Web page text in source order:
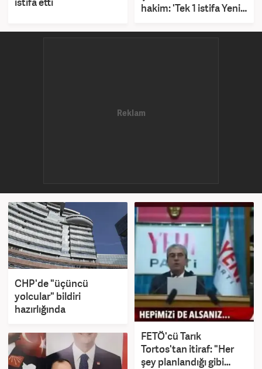
hakim: 'Tek 1 istifa Yeni
CHP'de "üçüncü
yolcular" bildiri
hazırlığında
FETÖ'cü Tarık
Tortos'tan itiraf: "Her
şey planlandığı gibi